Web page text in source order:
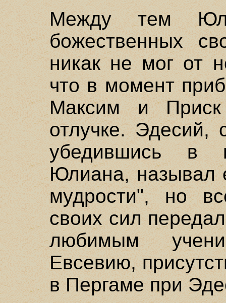
Между тем
божественных
никак не мог от
что в момент
Максим и
отлучке. Эдесий,
убедившись в
Юлиана, называл
мудрости", но
своих сил
любимым
Евсевию,
в Пергаме при